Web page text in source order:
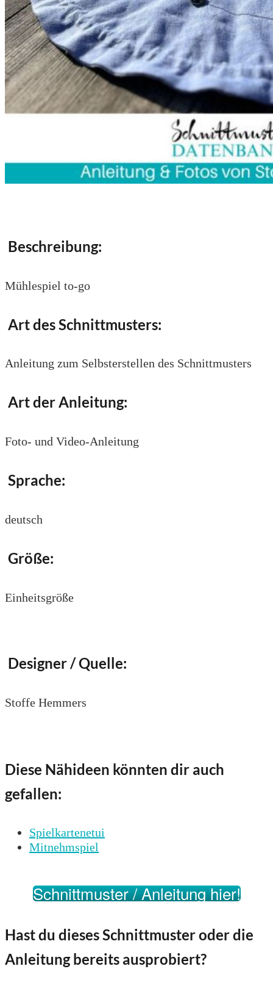
Beschreibung:
Mühlespiel to-go
Art des Schnittmusters:
Anleitung zum Selbsterstellen des Schnittmusters
Art der Anleitung:
Foto- und Video-Anleitung
Sprache:
deutsch
Größe:
Einheitsgröße
Designer / Quelle:
Stoffe Hemmers
Diese Nähideen könnten dir auch
gefallen:
Spielkartenetui
Mitnehmspiel
Schnittmuster / Anleitung hier!
Hast du dieses Schnittmuster oder die
Anleitung bereits ausprobiert?